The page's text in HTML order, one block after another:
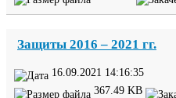
Защиты 2016 – 2021 гг.
16 09 2021 14:16:35
367 49 KB